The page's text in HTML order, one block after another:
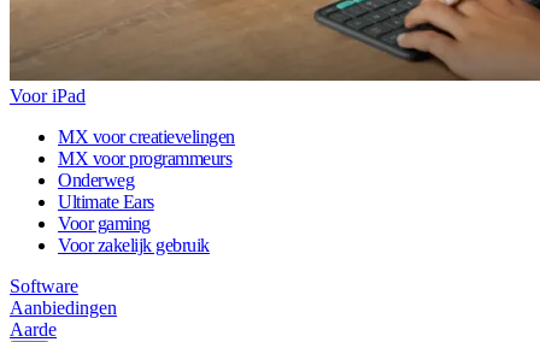
Voor iPad
MX voor creatievelingen
MX voor programmeurs
Onderweg
Ultimate Ears
Voor gaming
Voor zakelijk gebruik
Software
Aanbiedingen
Aarde